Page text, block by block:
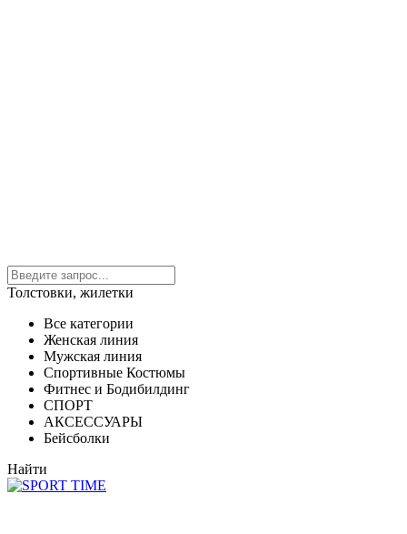
Толстовки, жилетки
Все категории
Женская линия
Мужская линия
Спортивные Костюмы
Фитнес и Бодибилдинг
СПОРТ
АКСЕССУАРЫ
Бейсболки
Найти